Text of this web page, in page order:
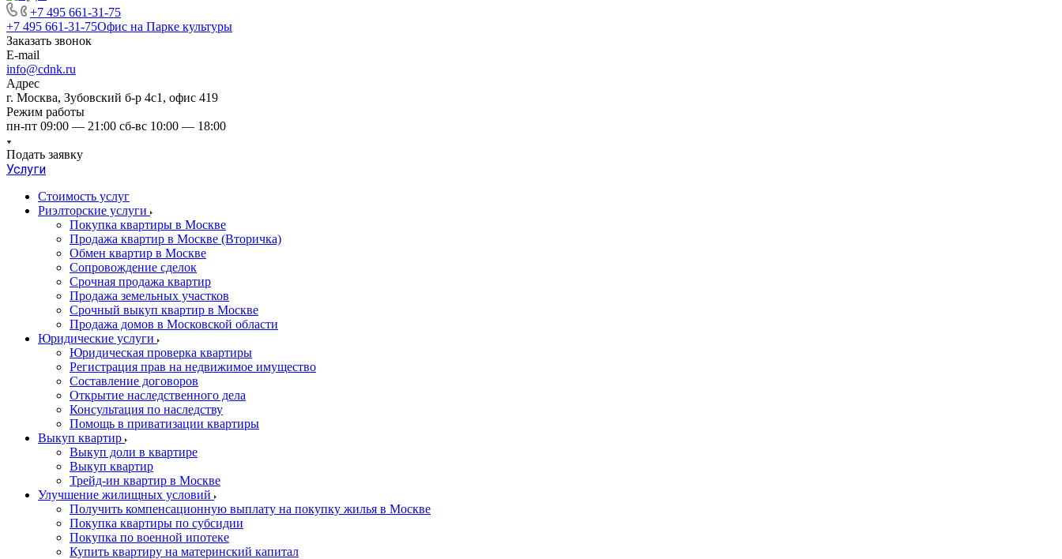
+7 495 661-31-75
+7 495 661-31-75Офис на Парке культуры
Заказать звонок
E-mail
info@cdnk.ru
Адрес
г. Москва, Зубовский б-р 4с1, офис 419
Режим работы
пн-пт 09:00 — 21:00 сб-вс 10:00 — 18:00
Подать заявку
Услуги
Стоимость услуг
Риэлторские услуги
Покупка квартиры в Москве
Продажа квартир в Москве (Вторичка)
Обмен квартир в Москве
Сопровождение сделок
Срочная продажа квартир
Продажа земельных участков
Срочный выкуп квартир в Москве
Продажа домов в Московской области
Юридические услуги
Юридическая проверка квартиры
Регистрация прав на недвижимое имущество
Составление договоров
Открытие наследственного дела
Консультация по наследству
Помощь в приватизации квартиры
Выкуп квартир
Выкуп доли в квартире
Выкуп квартир
Трейд-ин квартир в Москве
Улучшение жилищных условий
Получить компенсационную выплату на покупку жилья в Москве
Покупка квартиры по субсидии
Покупка по военной ипотеке
Купить квартиру на материнский капитал